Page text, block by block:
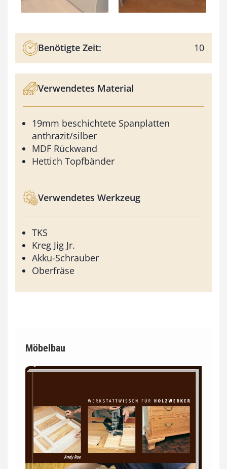
Benötigte Zeit: 10
Verwendetes Material
19mm beschichtete Spanplatten
anthrazit/silber
MDF Rückwand
Hettich Topfbänder
Verwendetes Werkzeug
TKS
Kreg Jig Jr.
Akku-Schrauber
Oberfräse
Möbelbau